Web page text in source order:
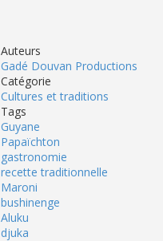
Auteurs
Gadé Douvan Productions
Catégorie
Cultures et traditions
Tags
Guyane
Papaïchton
gastronomie
recette traditionnelle
Maroni
bushinenge
Aluku
djuka